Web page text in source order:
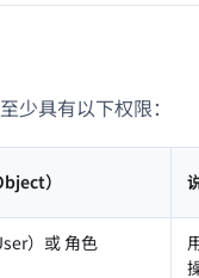
少具有以下权限：
）
）或 角色